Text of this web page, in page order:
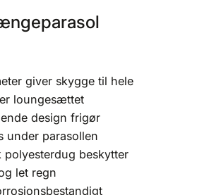
giver skygge til hele
loungesættet
design frigør
under parasollen
beskytter
let regn